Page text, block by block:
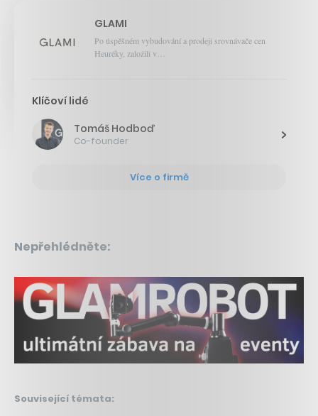
GLAMI
Po úspěšném vybudování a prodeji srovnávače cen
Heuréky, založili v…
Klíčoví lidé
Tomáš Hodboď
Co-founder
Více o firmě
Nepřehlédněte:
Související témata: